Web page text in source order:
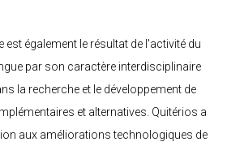
est également le résultat de l'activité du
par son caractère interdisciplinaire
la recherche et le développement de
et alternatives. Quitérios a
aux améliorations technologiques de